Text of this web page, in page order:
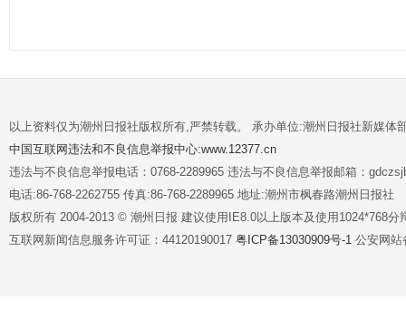
以上资料仅为潮州日报社版权所有,严禁转载。 承办单位:潮州日报社新媒体
中国互联网违法和不良信息举报中心:www.12377.cn
违法与不良信息举报电话：0768-2289965 违法与不良信息举报邮箱：
电话:86-768-2262755 传真:86-768-2289965 地址:潮州市枫春路潮州日报社
版权所有 2004-2013 © 潮州日报 建议使用IE8.0以上版本及使用1024*768分
互联网新闻信息服务许可证：44120190017 粤ICP备13030909号-1 公安网站